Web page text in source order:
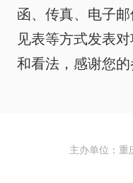
函、传真、电子
见表等方式发表
和看法，感谢您的
主办单位：重